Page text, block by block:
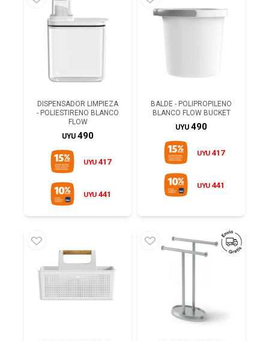
DISPENSADOR LIMPIEZA
- POLIESTIRENO BLANCO
FLOW
UYU 490
UYU 417
UYU 441
BALDE - POLIPROPILENO
BLANCO FLOW BUCKET
UYU 490
UYU 417
UYU 441